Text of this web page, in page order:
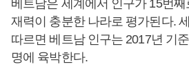
베트남은 세계에서 인구가 15번
재력이 충분한 나라로 평가된다.
따르면 베트남 인구는 2017년 기
명에 육박한다.